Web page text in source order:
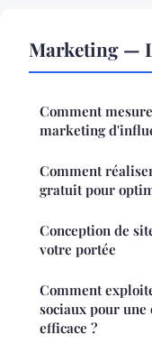
Marketing —
Comment
marketing
Comment
gratuit pour
Conception de
votre portée
Comment
sociaux pour
efficace ?